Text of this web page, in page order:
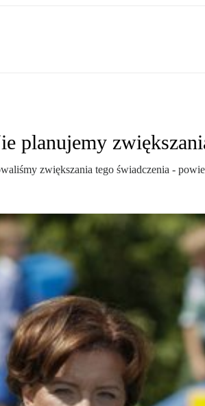
planujemy
zwiększania tego świadczenia -